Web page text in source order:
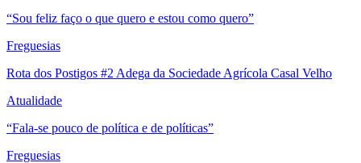
“Sou feliz faço o que quero e estou como quero”
Freguesias
Rota dos Postigos #2 Adega da Sociedade Agrícola Casal Velho
Atualidade
“Fala-se pouco de política e de políticas”
Freguesias